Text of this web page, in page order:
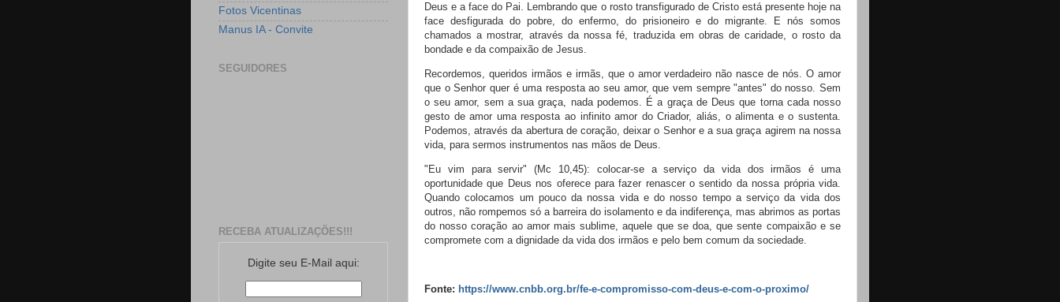
Deus e a face do Pai. Lembrando que o rosto transfigurado de Cristo está presente hoje na
face desfigurada do pobre, do enfermo, do prisioneiro e do migrante. E nós somos
chamados a mostrar, através da nossa fé, traduzida em obras de caridade, o rosto da
bondade e da compaixão de Jesus.
Recordemos, queridos irmãos e irmãs, que o amor verdadeiro não nasce de nós. O amor
que o Senhor quer é uma resposta ao seu amor, que vem sempre "antes" do nosso. Sem
o seu amor, sem a sua graça, nada podemos. É a graça de Deus que torna cada nosso
gesto de amor uma resposta ao infinito amor do Criador, aliás, o alimenta e o sustenta.
Podemos, através da abertura de coração, deixar o Senhor e a sua graça agirem na nossa
vida, para sermos instrumentos nas mãos de Deus.
"Eu vim para servir" (Mc 10,45): colocar-se a serviço da vida dos irmãos é uma
oportunidade que Deus nos oferece para fazer renascer o sentido da nossa própria vida.
Quando colocamos um pouco da nossa vida e do nosso tempo a serviço da vida dos
outros, não rompemos só a barreira do isolamento e da indiferença, mas abrimos as portas
do nosso coração ao amor mais sublime, aquele que se doa, que sente compaixão e se
compromete com a dignidade da vida dos irmãos e pelo bem comum da sociedade.
Fonte: https://www.cnbb.org.br/fe-e-compromisso-com-deus-e-com-o-proximo/
Fotos Vicentinas
Manus IA - Convite
SEGUIDORES
RECEBA ATUALIZAÇÕES!!!
Digite seu E-Mail aqui: